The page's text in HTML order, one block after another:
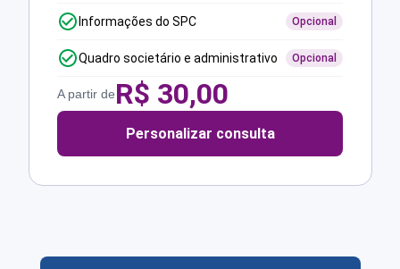
Informações do SPC Opcional
Quadro societário e administrativo Opcional
A partir deR$ 30,00
Personalizar consulta